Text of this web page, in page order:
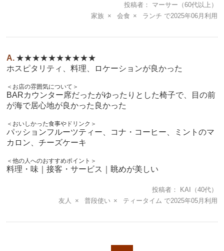
投稿者 マーサー （60代以上）
家族
会食 ランチ 2025年06月
★★★★★★★★★★
ホスピタリティ、料理、ロケーションが良かった
＜お店の雰囲気について＞
BARカウンター席だったがゆったりとした椅子で、目の前
が海で居心地が良かった良かった
＜おいしかった食事やドリンク＞
パッションフルーツティー、コナ・コーヒー、ミントのマ
カロン、チーズケーキ
＜他の人へのおすすめポイント＞
料理・味｜接客・サービス｜眺めが美しい
投稿者 KAI （40代）
友人
普段使い ティータイム 2025年05月